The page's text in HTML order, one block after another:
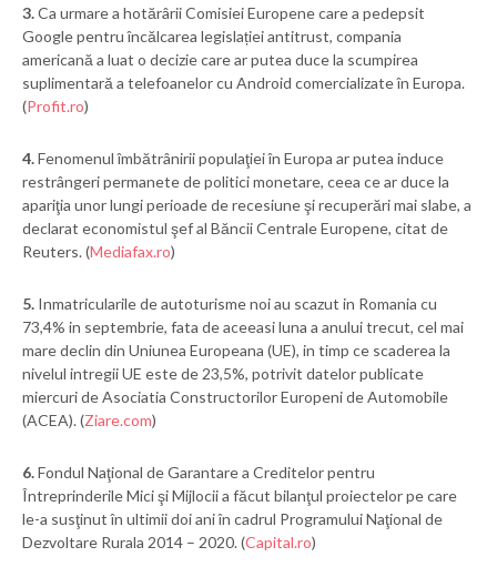
3.Ca urmare a hotărârii Comisiei Europene care a pedepsit
Google pentru încălcarea legislației antitrust, compania
americană a luat o decizie care ar putea duce la scumpirea
suplimentară a telefoanelor cu Android comercializate în Europa.
(Profit.ro)
4.Fenomenul îmbătrânirii populaţiei în Europa ar putea induce
restrângeri permanete de politici monetare, ceea ce ar duce la
apariţia unor lungi perioade de recesiune şi recuperări mai slabe, a
declarat economistul şef al Băncii Centrale Europene, citat de
Reuters. (Mediafax.ro)
5. Inmatricularile de autoturisme noi au scazut in Romania cu
73,4% in septembrie, fata de aceeasi luna a anului trecut, cel mai
mare declin din Uniunea Europeana (UE), in timp ce scaderea la
nivelul intregii UE este de 23,5%, potrivit datelor publicate
miercuri de Asociatia Constructorilor Europeni de Automobile
(ACEA). (Ziare.com)
6.Fondul Naţional de Garantare a Creditelor pentru
Întreprinderile Mici şi Mijlocii a făcut bilanţul proiectelor pe care
le-a susţinut în ultimii doi ani în cadrul Programului Naţional de
Dezvoltare Rurala 2014 – 2020. (Capital.ro)